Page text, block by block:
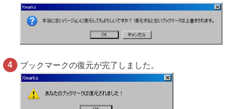
ブックマークの復元が完了しました。